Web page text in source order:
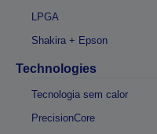
LPGA
Shakira + Epson
Technologies
Tecnologia sem calor
PrecisionCore